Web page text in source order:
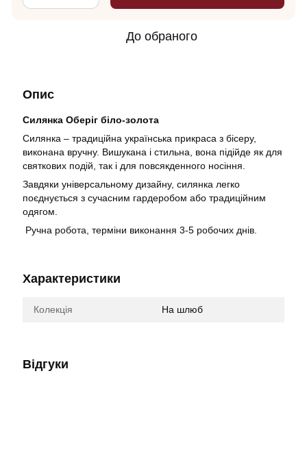
До обраного
Опис
Силянка Оберіг біло-золота
Силянка – традиційна українська прикраса з бісеру,
виконана вручну. Вишукана і стильна, вона підійде як для
святкових подій, так і для повсякденного носіння.
Завдяки універсальному дизайну, силянка легко
поєднується з сучасним гардеробом або традиційним
одягом.
Ручна робота, терміни виконання 3-5 робочих днів.
Характеристики
Колекція На шлюб
Відгуки